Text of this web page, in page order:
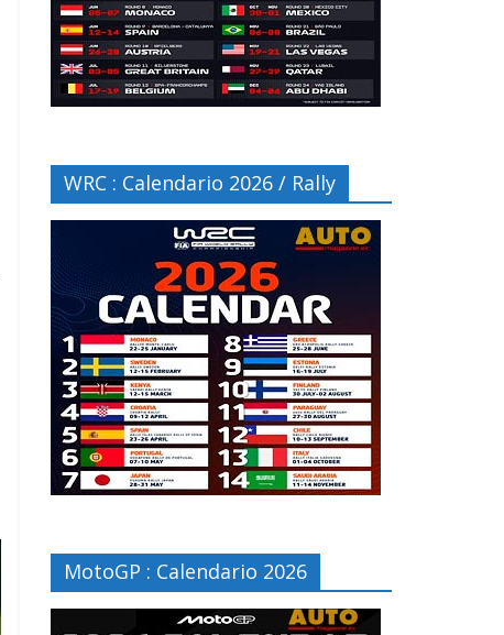
WRC : Calendario 2026 / Rally
MotoGP : Calendario 2026